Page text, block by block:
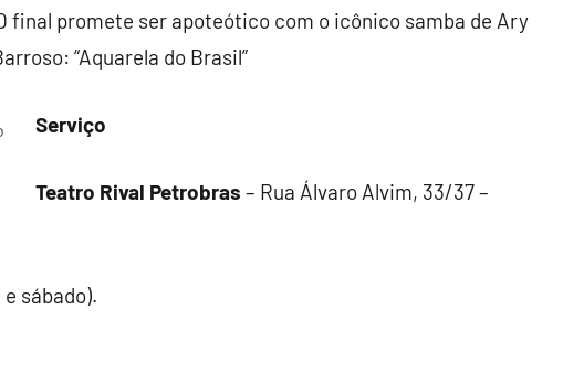
O final promete ser apoteótico com o icônico samba de Ary
“Aquarela do Brasil”
Serviço
Teatro Rival Petrobras – Rua Álvaro Alvim, 33/37 –
sábado).